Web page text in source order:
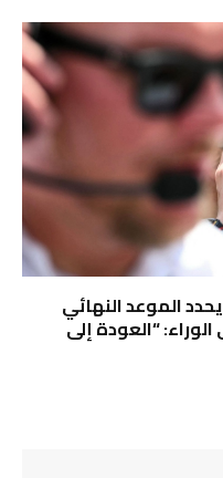
1 السابق يحدد الموعد النهائي
“العودة إلى